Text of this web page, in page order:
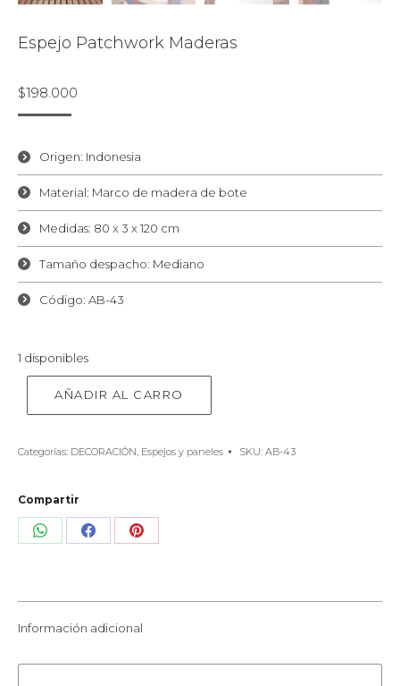
Espejo Patchwork Maderas
$198.000
Origen: Indonesia
Material: Marco de madera de bote
Medidas: 80 x 3 x 120 cm
Tamaño despacho: Mediano
Código: AB-43
1 disponibles
AÑADIR AL CARRO
Categorías: DECORACIÓN Espejos y paneles SKU: AB-43
Compartir
Share Share Share
Información adicional